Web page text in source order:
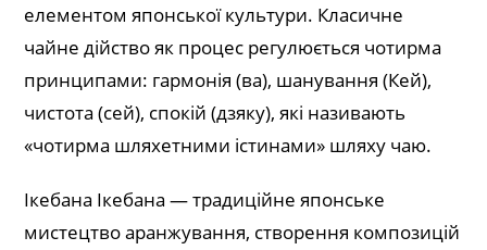
елементом японської культури. Класичне
чайне дійство як процес регулюється чотирма
принципами: гармонія (ва), шанування (Кей),
чистота (сей), спокій (дзяку), які називають
«чотирма шляхетними істинами» шляху чаю.
Ікебана Ікебана — традиційне японське
мистецтво аранжування, створення композицій